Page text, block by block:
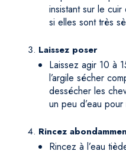
insistant sur le
si elles sont très
Laissez poser
Laissez agir 10 à
l’argile sécher
dessécher les
un peu d’eau pour
Rincez
Rincez à l’eau